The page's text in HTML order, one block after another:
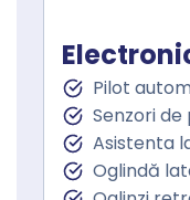
Senzor
Geamuri
Geamuri
Pilot
Senzori
Asistenta
Oglindă